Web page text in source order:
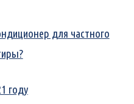
для частного
году